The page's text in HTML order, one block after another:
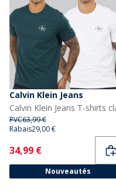
Calvin Klein Jeans
PVC63,99 €
Rabais29,00 €
Current
34,99 €
Nouveautés